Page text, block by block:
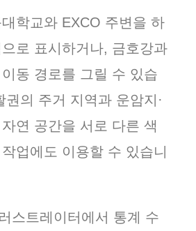
학교와 EXCO 주변을 하
로 표시하거나, 금호강과
동 경로를 그릴 수 있습
권의 주거 지역과 운암지·
연 공간을 서로 다른 색
업에도 이용할 수 있습니
스트레이터에서 통계 수